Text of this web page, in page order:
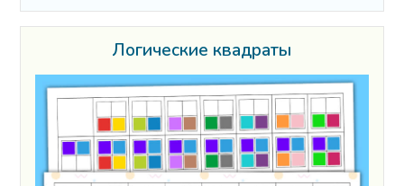
Логические квадраты